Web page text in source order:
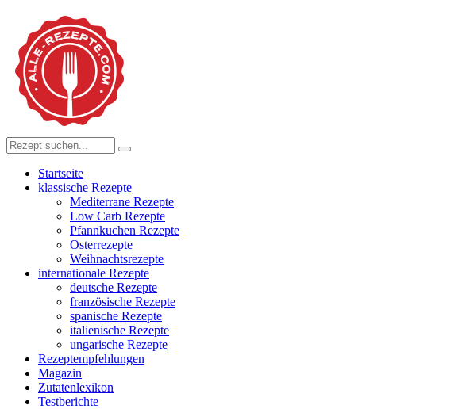
Startseite
klassische Rezepte
Mediterrane Rezepte
Low Carb Rezepte
Pfannkuchen Rezepte
Osterrezepte
Weihnachtsrezepte
internationale Rezepte
deutsche Rezepte
französische Rezepte
spanische Rezepte
italienische Rezepte
ungarische Rezepte
Rezeptempfehlungen
Magazin
Zutatenlexikon
Testberichte